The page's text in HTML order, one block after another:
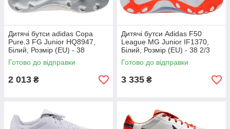
Дитячі бутси adidas Copa
Pure.3 FG Junior HQ8947,
Білий, Розмір (EU) - 38
Готово до відправки
2 013 ₴
Дитячі бутси Adidas F50
League MG Junior IF1370,
Білий, Розмір (EU) - 38 2/3
Готово до відправки
3 335 ₴